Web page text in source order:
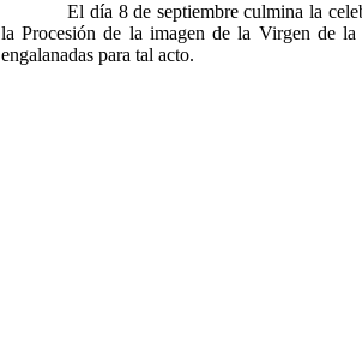
El día 8 de septiembre culmina la
la Procesión de la imagen de la Virgen de la
engalanadas para tal acto.